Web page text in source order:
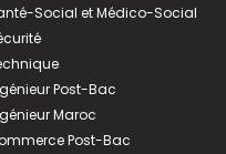
Social et Médico-Social
Post-Bac
Maroc
Post-Bac